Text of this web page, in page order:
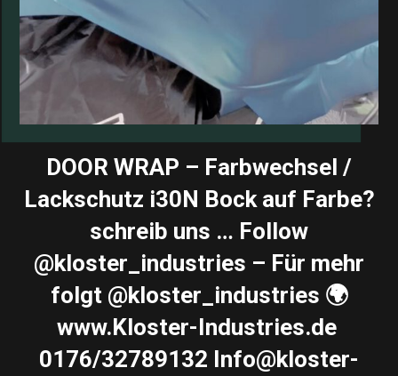
DOOR WRAP – Farbwechsel /
Lackschutz i30N Bock auf Farbe?
schreib uns … Follow
@kloster_industries – Für mehr
folgt @kloster_industries 🌍
www.Kloster-Industries.de ️
0176/32789132 Info@kloster-